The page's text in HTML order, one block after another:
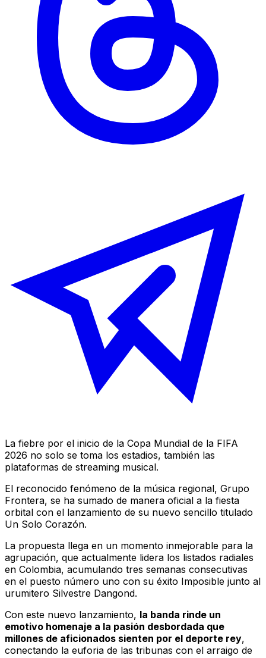
La fiebre por el inicio de la Copa Mundial de la FIFA
2026 no solo se toma los estadios, también las
plataformas de streaming musical.
El reconocido fenómeno de la música regional, Grupo
Frontera, se ha sumado de manera oficial a la fiesta
orbital con el lanzamiento de su nuevo sencillo titulado
Un Solo Corazón.
La propuesta llega en un momento inmejorable para la
agrupación, que actualmente lidera los listados radiales
en Colombia, acumulando tres semanas consecutivas
en el puesto número uno con su éxito Imposible junto al
urumitero Silvestre Dangond.
Con este nuevo lanzamiento, la banda rinde un
emotivo homenaje a la pasión desbordada que
millones de aficionados sienten por el deporte rey,
conectando la euforia de las tribunas con el arraigo de